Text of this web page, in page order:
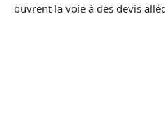
ouvrent la voie à des devis